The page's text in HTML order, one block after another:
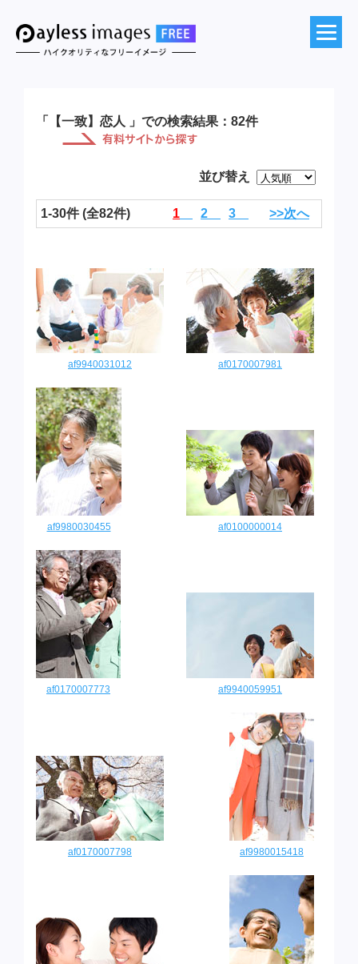
「【一致】恋人 」での検索結果：82件
並び替え
1-30件 (全82件) 1 2 3 >>次へ
af9940031012 af0170007981
af9980030455 af0100000014
af0170007773 af9940059951
af0170007798 af9980015418